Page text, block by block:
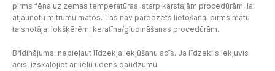
pirms fēna uz zemas temperatūras, starp karstajām procedūrām, lai
atjaunotu mitrumu matos. Tas nav paredzēts lietošanai pirms matu
taisnotāja, lokšķērēm, keratīna/gludināšanas procedūrām.
Brīdinājums: nepieļaut līdzekļa iekļūšanu acīs. Ja līdzeklis iekļuvis
acīs, izskalojiet ar lielu ūdens daudzumu.